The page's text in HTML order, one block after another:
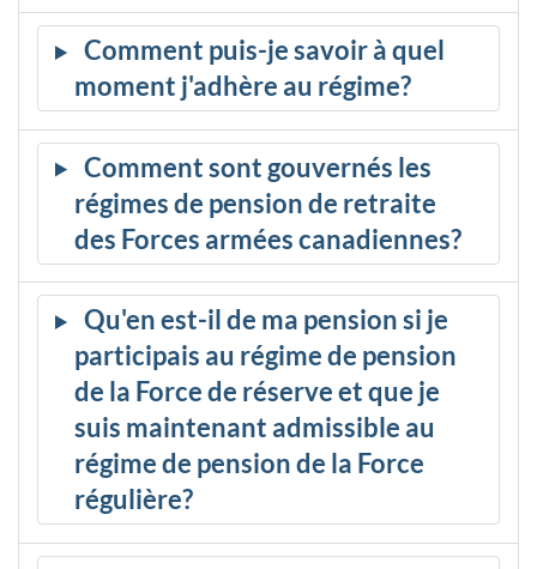
Comment puis-je savoir à quel
moment j'adhère au régime?
Comment sont gouvernés les
régimes de pension de retraite
des Forces armées canadiennes?
Qu'en est-il de ma pension si je
participais au régime de pension
de la Force de réserve et que je
suis maintenant admissible au
régime de pension de la Force
régulière?